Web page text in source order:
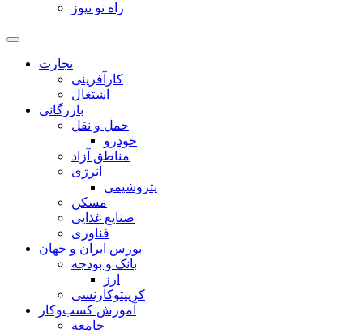
راه نو نیوز
تجارت
کارآفرینی
اشتغال
بازرگانی
حمل و نقل
خودرو
مناطق آزاد
انرژی
پتروشیمی
مسکن
صنایع غذایی
فناوری
بورس ایران و جهان
بانک و بودجه
ارز
کریپتوکارنسی
آموزش کسب‌وکار
جامعه